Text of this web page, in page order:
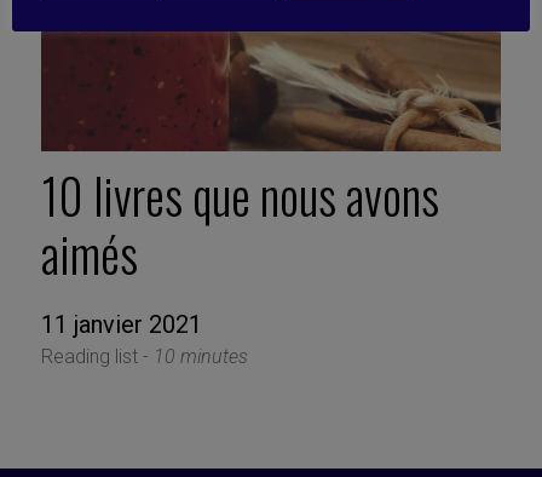
10 livres que nous avons
aimés
11 janvier 2021
Reading list - 10 minutes